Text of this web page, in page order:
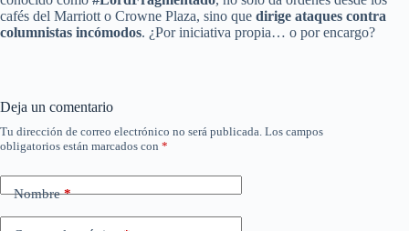
cafés del Marriott o Crowne Plaza, sino que dirige ataques contra
columnistas incómodos. ¿Por iniciativa propia… o por encargo?
Deja un comentario
Tu dirección de correo electrónico no será publicada. Los campos
obligatorios están marcados con *
Nombre*